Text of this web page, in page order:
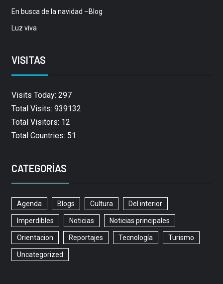
En busca de la navidad –Blog
Luz viva
VISITAS
Visits Today: 297
Total Visits: 939132
Total Visitors: 12
Total Countries: 51
CATEGORÍAS
Agenda Blogs Cultura Del interior
Imperdibles Noticias Noticias principales
Orientacion Reportajes Tecnología Turismo
Uncategorized